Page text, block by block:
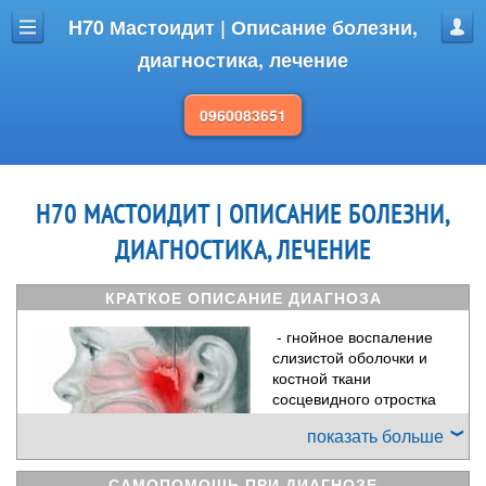
H70 Мастоидит | Описание болезни,
диагностика, лечение
0960083651
H70 МАСТОИДИТ | ОПИСАНИЕ БОЛЕЗНИ,
ДИАГНОСТИКА, ЛЕЧЕНИЕ
КРАТКОЕ ОПИСАНИЕ ДИАГНОЗА
- гнойное воспаление
слизистой оболочки и
костной ткани
сосцевидного отростка
височной
кости. Сосцевидный
отросток представляет
собой выступ височной
показать больше